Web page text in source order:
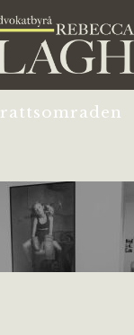
rattsomraden